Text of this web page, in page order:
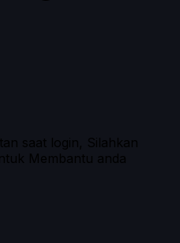
saat login, Silahkan
Membantu anda